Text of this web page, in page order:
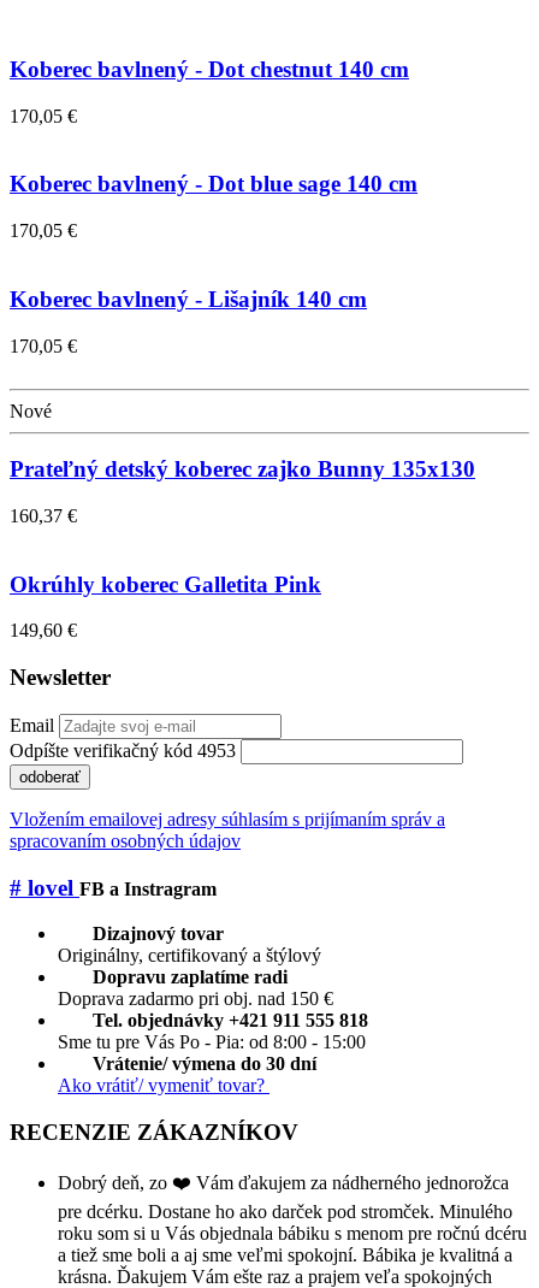
Koberec bavlnený - Dot chestnut 140 cm
170,05 €
Koberec bavlnený - Dot blue sage 140 cm
170,05 €
Koberec bavlnený - Lišajník 140 cm
170,05 €
Nové
Prateľný detský koberec zajko Bunny 135x130
160,37 €
Okrúhly koberec Galletita Pink
149,60 €
Newsletter
Email
Odpíšte verifikačný kód 4953
odoberať
Vložením emailovej adresy súhlasím s prijímaním správ a
spracovaním osobných údajov
# lovel FB a Instragram
Dizajnový tovar
Originálny, certifikovaný a štýlový
Dopravu zaplatíme radi
Doprava zadarmo pri obj. nad 150 €
Tel. objednávky +421 911 555 818
Sme tu pre Vás Po - Pia: od 8:00 - 15:00
Vrátenie/ výmena do 30 dní
Ako vrátiť/ vymeniť tovar?
RECENZIE ZÁKAZNÍKOV
Dobrý deň, zo ❤️ Vám ďakujem za nádherného jednorožca
pre dcérku. Dostane ho ako darček pod stromček. Minulého
roku som si u Vás objednala bábiku s menom pre ročnú dcéru
a tiež sme boli a aj sme veľmi spokojní. Bábika je kvalitná a
krásna. Ďakujem Vám ešte raz a prajem veľa spokojných